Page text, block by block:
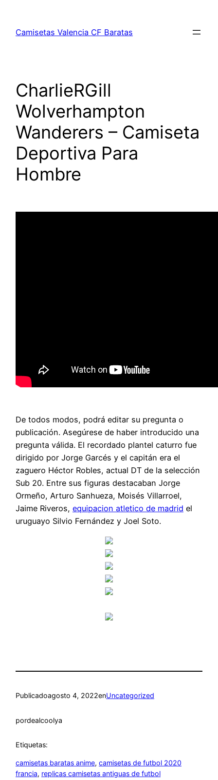
contenido
Camisetas Valencia CF Baratas
CharlieRGill
Wolverhampton
Wanderers – Camiseta
Deportiva Para
Hombre
De todos modos, podrá editar su pregunta o
publicación. Asegúrese de haber introducido una
pregunta válida. El recordado plantel caturro fue
dirigido por Jorge Garcés y el capitán era el
zaguero Héctor Robles, actual DT de la selección
Sub 20. Entre sus figuras destacaban Jorge
Ormeño, Arturo Sanhueza, Moisés Villarroel,
Jaime Riveros, equipacion atletico de madrid el
uruguayo Silvio Fernández y Joel Soto.
Publicadoagosto 4, 2022enUncategorized
pordealcoolya
Etiquetas:
camisetas baratas anime, camisetas de futbol 2020
francia, replicas camisetas antiguas de futbol